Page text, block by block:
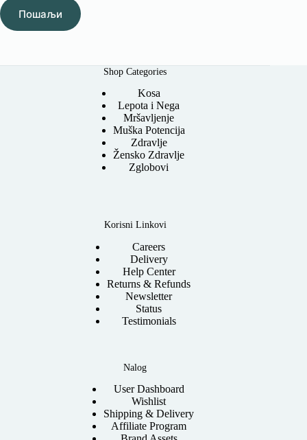
Пошаљи
Shop Categories
Kosa
Lepota i Nega
Mršavljenje
Muška Potencija
Zdravlje
Žensko Zdravlje
Zglobovi
Korisni Linkovi
Careers
Delivery
Help Center
Returns & Refunds
Newsletter
Status
Testimonials
Nalog
User Dashboard
Wishlist
Shipping & Delivery
Affiliate Program